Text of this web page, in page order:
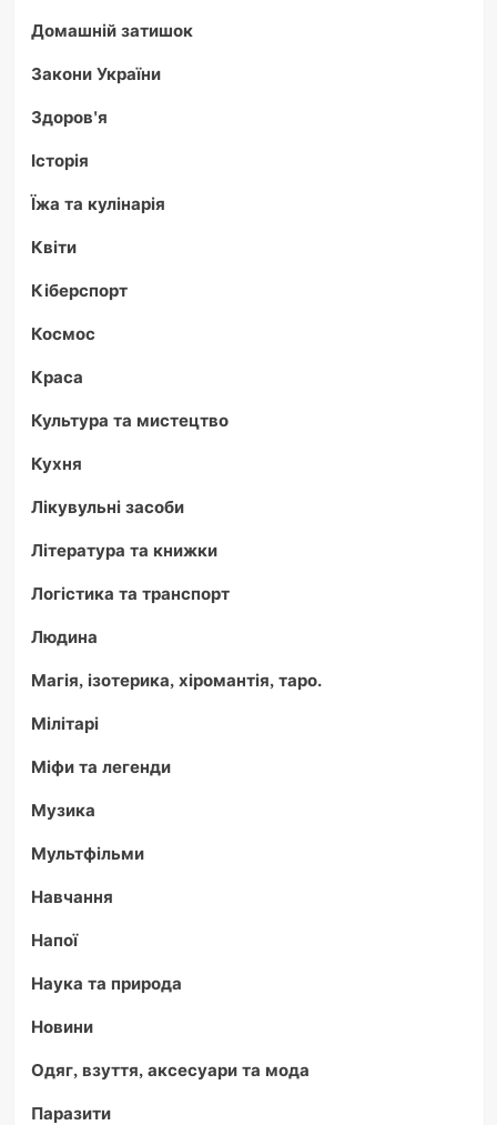
Домашній затишок
Закони України
Здоров'я
Історія
Їжа та кулінарія
Квіти
Кіберспорт
Космос
Краса
Культура та мистецтво
Кухня
Лікувульні засоби
Література та книжки
Логістика та транспорт
Людина
Магія, ізотерика, хіромантія, таро.
Мілітарі
Міфи та легенди
Музика
Мультфільми
Навчання
Напої
Наука та природа
Новини
Одяг, взуття, аксесуари та мода
Паразити